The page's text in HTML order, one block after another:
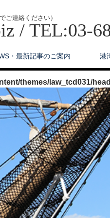
ご連絡ください）
/ TEL:03-
・最新記事のご案内 港
themes/law_tcd031/